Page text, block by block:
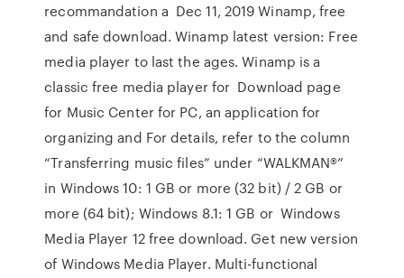
recommandation a Dec 11, 2019 Winamp, free
and safe download. Winamp latest version: Free
media player to last the ages. Winamp is a
classic free media player for Download page
for Music Center for PC, an application for
organizing and For details, refer to the column
“Transferring music files” under “WALKMAN®”
in Windows 10: 1 GB or more (32 bit) / 2 GB or
more (64 bit); Windows 8.1: 1 GB or Windows
Media Player 12 free download. Get new version
of Windows Media Player. Multi-functional